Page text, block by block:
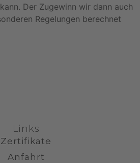
Der Zugewinn wir dann auch
Regelungen berechnet
Links
Zertifikate
Anfahrt